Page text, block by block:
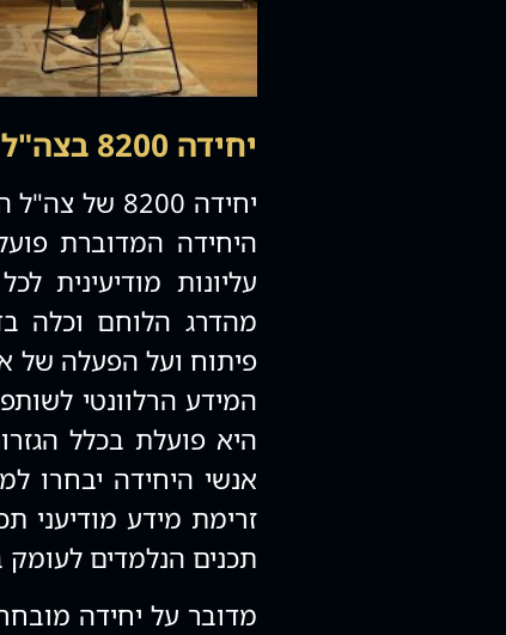
יחידה 8200 בצה"ל – מה חשוב שתדעו עליה?
יחידה
היחידה המדוברת
עליונות מודיעינית
מהדרג הלוחם וכלה
פיתוח ועל הפעלה של
המידע הרלוונטי
היא פועלת בכלל
אנשי היחידה יבחרו
זרימת מידע מודיעני
תכנים הנלמדים
מדובר על יחידה